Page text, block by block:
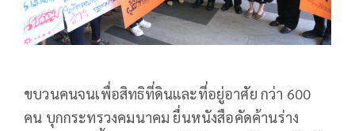
ขบวนคนจนเพื่อสิทธิที่ดินและที่อยู่อาศัย กว่า 600
คน บุกกระทรวงคมนาคม ยื่นหนังสือคัดค้านร่าง